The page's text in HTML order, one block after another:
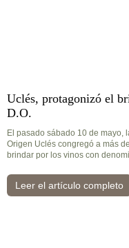
Uclés, protagonizó el
D.O.
El pasado sábado 10 de mayo,
Origen Uclés congregó a más
brindar por los vinos con
Leer el artículo completo